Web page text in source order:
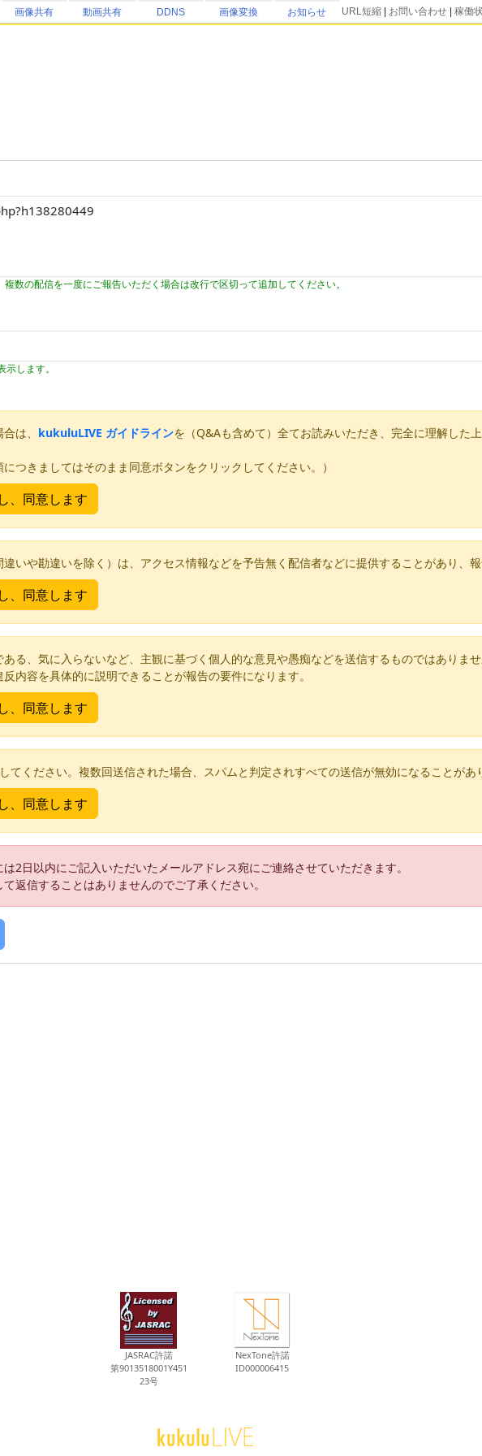
画像共有 動画共有 DDNS 画像変換 お知らせ URL短縮 お問い合わせ 稼働
数の配信を一度にご報告いただく場合は改行で区切って追加してください。
します。
は、 kukuluLIVE ガイドラインを（Q&Aも含めて）全てお読みいただき、完全に理解した
につきましてはそのまま同意ボタンをクリックしてください。）
いや勘違いを除く）は、アクセス情報などを予告無く配信者などに提供することがあり、
る、気に入らないなど、主観に基づく個人的な意見や愚痴などを送信するものではありませ
内容を具体的に説明できることが報告の要件になります。
てください。複数回送信された場合、スパムと判定されすべての送信が無効になることがあ
2日以内にご記入いただいたメールアドレス宛にご連絡させていただきます。
返信することはありませんのでご了承ください。
JASRAC許諾
第9013518001Y451
23号
NexTone許諾
ID000006415